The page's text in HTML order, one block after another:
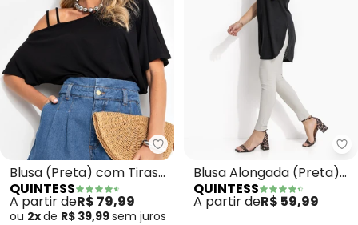
Quintess - Blusa (Preta) com
Blusa (Preta) com Tiras
no Ombro
QUINTESS
A partir deR$ 79,99
ou 2xde R$ 39,99sem juros
Blusa Alongada (Preta)
com Barra
Arrendondada
QUINTESS
A partir deR$ 59,99